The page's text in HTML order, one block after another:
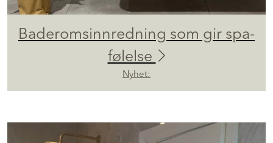
Baderomsinnredning som gir spa-
følelse
Nyhet: